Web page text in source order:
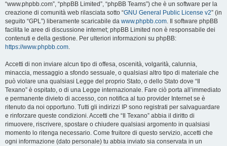
“www.phpbb.com”, “phpBB Limited”, “phpBB Teams”) che è un software per la
creazione di comunità web rilasciata sotto “GNU General Public License v2” (in
seguito “GPL”) liberamente scaricabile da www.phpbb.com. Il software phpBB
facilita le aree di discussione internet; phpBB Limited non è responsabile dei
contenuti e della gestione. Per ulteriori informazioni su phpBB:
https://www.phpbb.com.
Accetti di non inviare alcun tipo di offesa, oscenità, volgarità, calunnia,
minaccia, messaggio a sfondo sessuale, o qualsiasi altro tipo di materiale che
può violare una qualsiasi Legge del proprio Stato, o dello Stato dove “Il
Texano” è ospitato, o di una Legge internazionale. Fare ciò porta all’immediato
e permanente divieto di accesso, con notifica al tuo provider Internet se è
ritenuto da noi opportuno. Tutti gli indirizzi IP sono registrati per salvaguardare
e rinforzare queste condizioni. Accetti che “Il Texano” abbia il diritto di
rimuovere, riscrivere, spostare o chiudere qualsiasi argomento in qualsiasi
momento lo ritenga necessario. Come fruitore di questo servizio, accetti che
ogni informazione (dato personale) tu abbia inviato sia conservata in un